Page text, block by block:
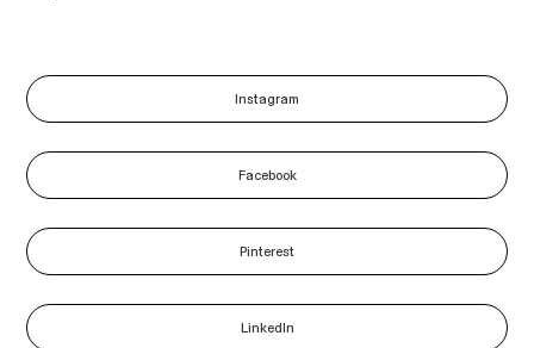
Instagram
Facebook
Pinterest
LinkedIn